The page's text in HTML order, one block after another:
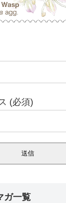
(必須)
ガ一覧